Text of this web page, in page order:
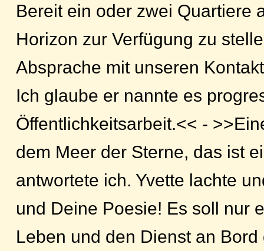
Bereit ein oder zwei Quartiere
Horizon zur Verfügung zu
Absprache mit unseren
Ich glaube er nannte es
Öffentlichkeitsarbeit.<< -
dem Meer der Sterne, das ist
antwortete ich. Yvette lachte
und Deine Poesie! Es soll nur
Leben und den Dienst an